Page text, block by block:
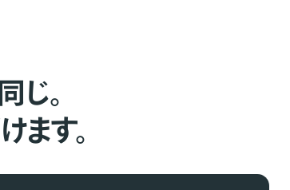
じ。
す。